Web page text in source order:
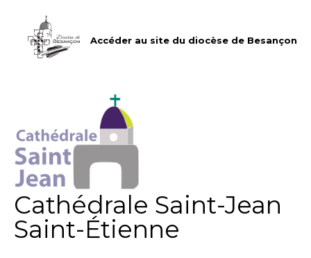
Accéder au site du diocèse de Besançon
Cathédrale Saint-Jean
Saint-Étienne